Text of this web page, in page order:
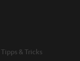
& Tricks